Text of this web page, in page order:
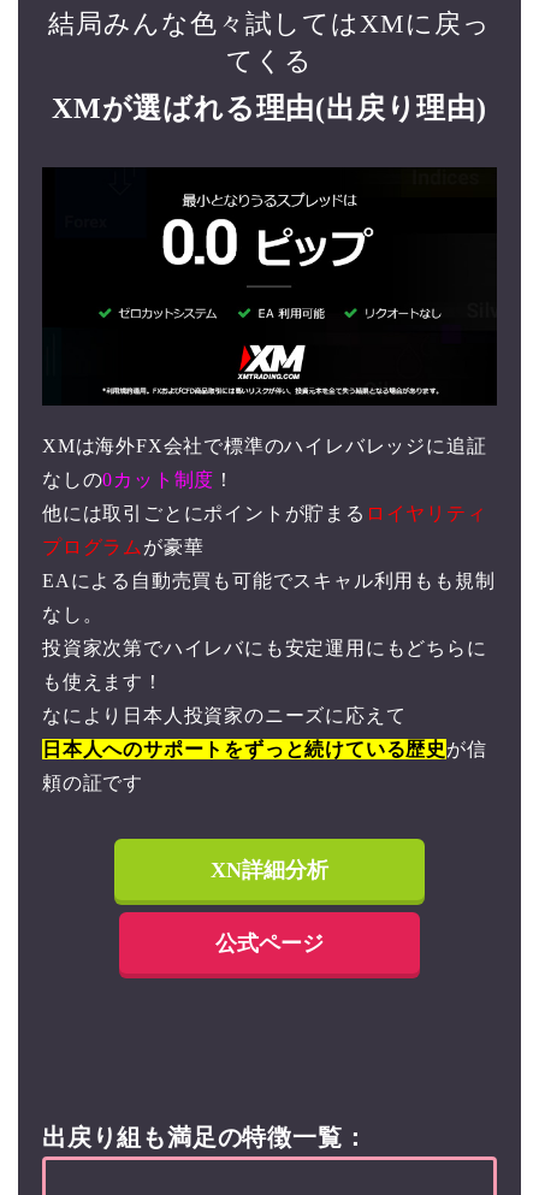
結局みんな色々試してはXMに戻っ
てくる
XMが選ばれる理由(出戻り理由)
XMは海外FX会社で標準のハイレバレッジに追証
なしの0カット制度 ！
他には取引ごとにポイントが貯まる ロイヤリティ
プログラム が豪華
EAによる自動売買も可能でスキャル利用もも規制
なし。
投資家次第でハイレバにも安定運用にもどちらに
も使えます！
なにより日本人投資家のニーズに応えて
日本人へのサポートをずっと続けている歴史 が信
頼の証です
XN詳細分析
公式ページ
出戻り組も満足の特徴一覧：